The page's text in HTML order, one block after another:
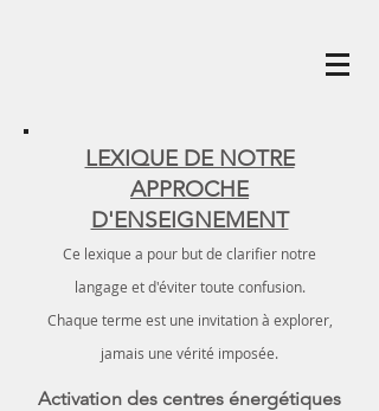
LEXIQUE DE NOTRE
APPROCHE
D'ENSEIGNEMENT
Ce lexique a pour but de clarifier notre
langage et d'éviter toute confusion.
Chaque terme est une invitation à explorer,
jamais une vérité imposée.
Activation des centres énergétiques